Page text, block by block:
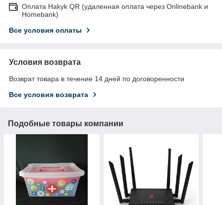
Оплата Hakyk QR (удаленная оплата через Onlinebank и
Homebank)
Все условия оплаты
Условия возврата
Возврат товара в течение 14 дней по договоренности
Все условия возврата
Подобные товары компании